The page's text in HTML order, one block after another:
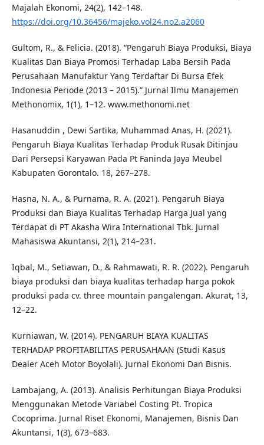
Majalah Ekonomi, 24(2), 142–148.
https://doi.org/10.36456/majeko.vol24.no2.a2060
Gultom, R., & Felicia. (2018). “Pengaruh Biaya Produksi, Biaya
Kualitas Dan Biaya Promosi Terhadap Laba Bersih Pada
Perusahaan Manufaktur Yang Terdaftar Di Bursa Efek
Indonesia Periode (2013 – 2015).” Jurnal Ilmu Manajemen
Methonomix, 1(1), 1–12. www.methonomi.net
Hasanuddin , Dewi Sartika, Muhammad Anas, H. (2021).
Pengaruh Biaya Kualitas Terhadap Produk Rusak Ditinjau
Dari Persepsi Karyawan Pada Pt Faninda Jaya Meubel
Kabupaten Gorontalo. 18, 267–278.
Hasna, N. A., & Purnama, R. A. (2021). Pengaruh Biaya
Produksi dan Biaya Kualitas Terhadap Harga Jual yang
Terdapat di PT Akasha Wira International Tbk. Jurnal
Mahasiswa Akuntansi, 2(1), 214–231.
Iqbal, M., Setiawan, D., & Rahmawati, R. R. (2022). Pengaruh
biaya produksi dan biaya kualitas terhadap harga pokok
produksi pada cv. three mountain pangalengan. Akurat, 13,
12–22.
Kurniawan, W. (2014). PENGARUH BIAYA KUALITAS
TERHADAP PROFITABILITAS PERUSAHAAN (Studi Kasus
Dealer Aceh Motor Boyolali). Jurnal Ekonomi Dan Bisnis.
Lambajang, A. (2013). Analisis Perhitungan Biaya Produksi
Menggunakan Metode Variabel Costing Pt. Tropica
Cocoprima. Jurnal Riset Ekonomi, Manajemen, Bisnis Dan
Akuntansi, 1(3), 673–683.